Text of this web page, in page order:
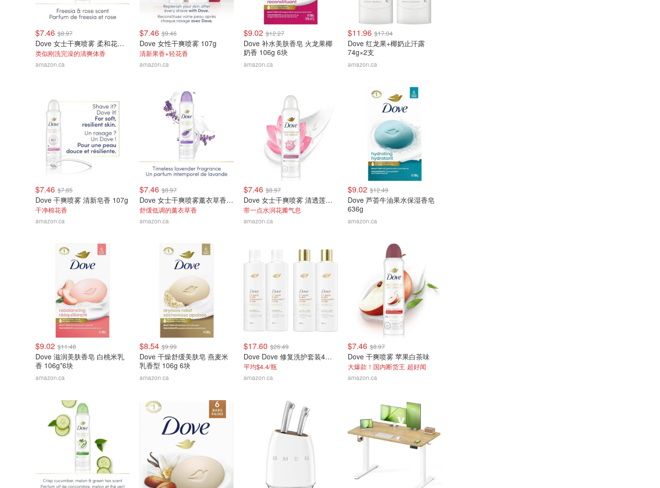
$7.46 $8.97
Dove 女士干爽喷雾 柔和花香调
类似刚洗完澡的清爽体香
amazon.ca
$7.46 $9.46
Dove 女性干爽喷雾 107g
清新果香+轻花香
amazon.ca
$9.02 $12.27
Dove 补水美肤香皂 火龙果椰
奶香 106g 6块
amazon.ca
$11.96 $17.04
Dove 红龙果+椰奶止汗露
74g×2支
amazon.ca
$7.46 $7.85
Dove 干爽喷雾 清新皂香 107g
干净棉花香
amazon.ca
$7.46 $8.97
Dove 女士干爽喷雾薰衣草香 107g
舒缓低调的薰衣草香
amazon.ca
$7.46 $8.97
Dove 女士干爽喷雾 清透莲花香 107g
带一点水润花瓣气息
amazon.ca
$9.02 $12.49
Dove 芦荟牛油果水保湿香皂
636g
amazon.ca
$9.02 $11.48
Dove 滋润美肤香皂 白桃米乳
香 106g*6块
amazon.ca
$8.54 $9.99
Dove 干燥舒缓美肤皂 燕麦米
乳香型 106g 6块
amazon.ca
$17.60 $26.49
Dove Dove 修复洗护套装4件套 专门针对紫外线损伤！
平均$4.4/瓶
amazon.ca
$7.46 $8.97
Dove 干爽喷雾 苹果白茶味
大爆款！国内断货王 超好闻
amazon.ca